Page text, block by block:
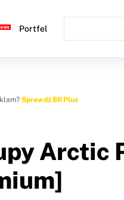
Portfel
Sprawdź BR Plus
Arctic